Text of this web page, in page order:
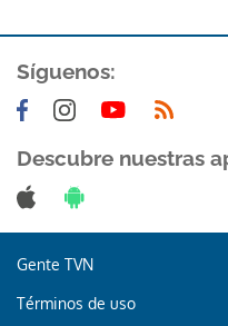
Síguenos:
Descubre nuestras
Gente TVN
Términos de uso